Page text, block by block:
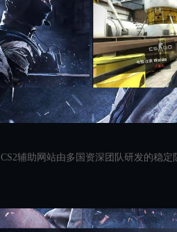
CS2辅助网站由多国资深团队研发的稳